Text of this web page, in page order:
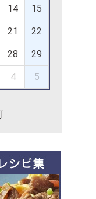
14 15
21 22
28 29
4 5